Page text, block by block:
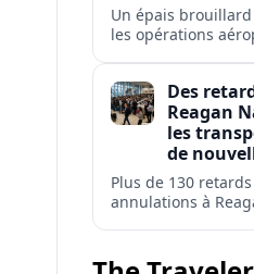
Un épais
les opérations
réseaux de vols
internationaux.
Des
Reagan
les
de
Plus de 130
annulations à
américaines